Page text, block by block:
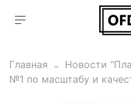
Главная
Новости
№1 по масштабу и